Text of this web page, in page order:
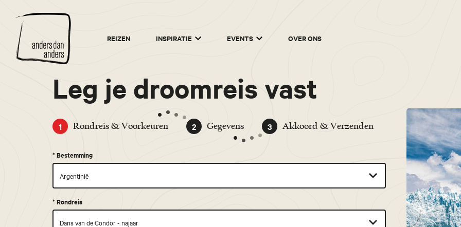
Anders
dan
Anders
REIZEN INSPIRATIE EVENTS OVER ONS
Leg je droomreis vast
1 Rondreis & Voorkeuren 2 Gegevens 3 Akkoord & Verzenden
*Bestemming
*Rondreis